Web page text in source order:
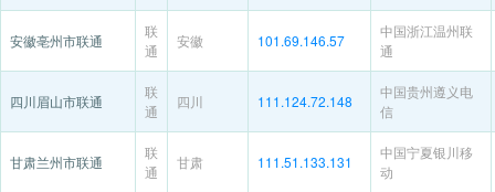
安徽亳州市联通
联
通
安徽 101.69.146.57
中国浙江温州联
通
四川眉山市联通
联
通
四川 111.124.72.148
中国贵州遵义电
信
甘肃兰州市联通
联
通
甘肃 111.51.133.131
中国宁夏银川移
动